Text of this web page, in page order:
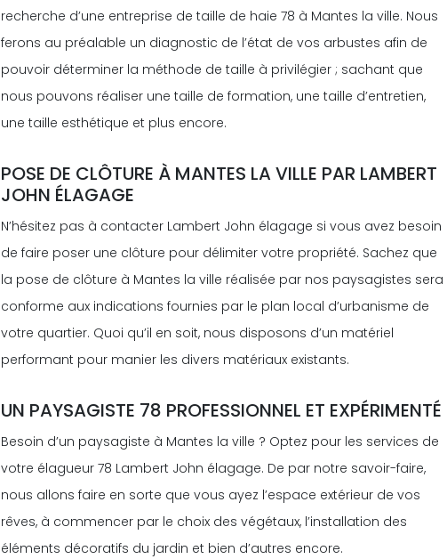
recherche d’une entreprise de taille de haie 78 à Mantes la ville. Nous
ferons au préalable un diagnostic de l’état de vos arbustes afin de
pouvoir déterminer la méthode de taille à privilégier ; sachant que
nous pouvons réaliser une taille de formation, une taille d’entretien,
une taille esthétique et plus encore.
POSE DE CLÔTURE À MANTES LA VILLE PAR LAMBERT
JOHN ÉLAGAGE
N’hésitez pas à contacter Lambert John élagage si vous avez besoin
de faire poser une clôture pour délimiter votre propriété. Sachez que
la pose de clôture à Mantes la ville réalisée par nos paysagistes sera
conforme aux indications fournies par le plan local d’urbanisme de
votre quartier. Quoi qu’il en soit, nous disposons d’un matériel
performant pour manier les divers matériaux existants.
UN PAYSAGISTE 78 PROFESSIONNEL ET EXPÉRIMENTÉ
Besoin d’un paysagiste à Mantes la ville ? Optez pour les services de
votre élagueur 78 Lambert John élagage. De par notre savoir-faire,
nous allons faire en sorte que vous ayez l’espace extérieur de vos
rêves, à commencer par le choix des végétaux, l’installation des
éléments décoratifs du jardin et bien d’autres encore.